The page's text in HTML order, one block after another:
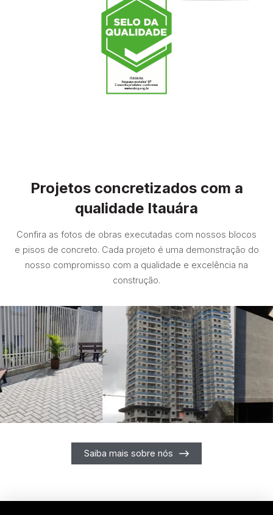
Projetos concretizados com a
qualidade Itauára
Confira as fotos de obras executadas com nossos blocos
e pisos de concreto. Cada projeto é uma demonstração do
nosso compromisso com a qualidade e excelência na
construção.
Saiba mais sobre nós